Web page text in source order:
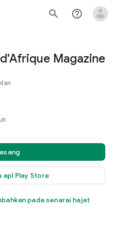
search help_outline
Magazine
apl Play Store
pada senarai hajat